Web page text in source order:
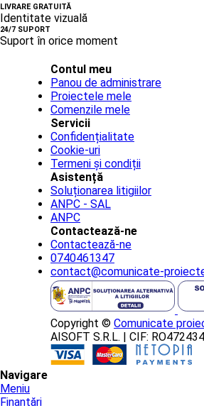
LIVRARE GRATUITĂ
Identitate vizuală
24/7 SUPORT
Suport în orice moment
Contul meu
Panou de administrare
Proiectele mele
Comenzile mele
Servicii
Confidențialitate
Cookie-uri
Termeni și condiții
Asistență
Soluționarea litigiilor
ANPC - SAL
ANPC
Contactează-ne
Contactează-ne
0740461347
contact@comunicate-
Copyright © Comunicate
AISOFT S.R.L. | CIF:
Navigare
Meniu
Finanțări